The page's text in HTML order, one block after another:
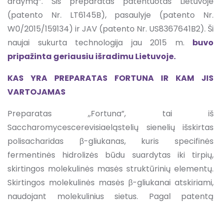
(patento Nr. LT6145B), pasaulyje (patento Nr.
W0/2015/159134) ir JAV (patento Nr. US8367641B2). Ši
naujai sukurta technologija jau 2015 m. buvo
pripažinta geriausiu išradimu Lietuvoje.
KAS YRA PREPARATAS FORTUNA IR KAM JIS
VARTOJAMAS
Preparatas ,,Fortuna”, tai iš
Saccharomycescerevisiaeląstelių sienelių išskirtas
polisacharidas β-gliukanas, kuris specifinės
fermentinės hidrolizės būdu suardytas iki tirpių,
skirtingos molekulinės masės struktūrinių elementų.
Skirtingos molekulinės masės β-gliukanai atskiriami,
naudojant molekulinius sietus. Pagal patentą